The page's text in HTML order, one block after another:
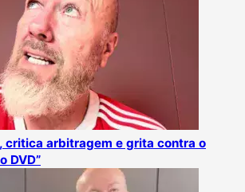
critica arbitragem e grita contra o
DVD”